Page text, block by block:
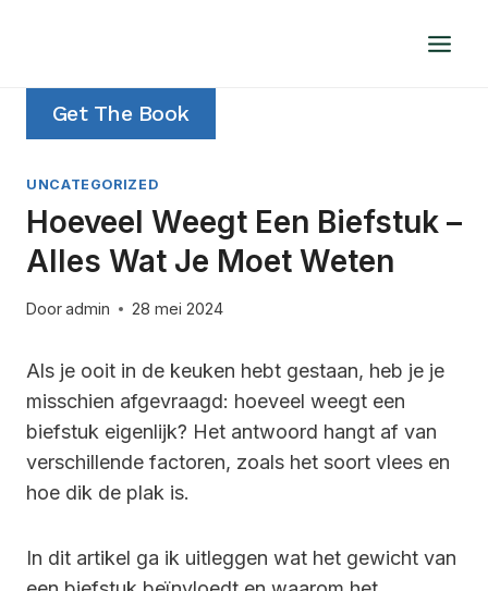
Get The Book
UNCATEGORIZED
Hoeveel Weegt Een Biefstuk –
Alles Wat Je Moet Weten
Dooradmin 28 mei 2024
Als je ooit in de keuken hebt gestaan, heb je je
misschien afgevraagd: hoeveel weegt een
biefstuk eigenlijk? Het antwoord hangt af van
verschillende factoren, zoals het soort vlees en
hoe dik de plak is.
In dit artikel ga ik uitleggen wat het gewicht van